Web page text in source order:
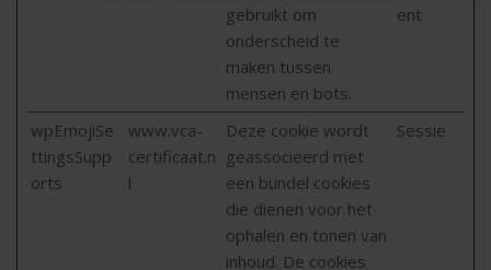
gebruikt om
onderscheid te
maken tussen
mensen en bots.
ent
wpEmojiSe
ttingsSupp
orts
www.vca-
certificaat.n
l
Deze cookie wordt
geassocieerd met
een bundel cookies
die dienen voor het
ophalen en tonen van
inhoud. De cookies
Sessie